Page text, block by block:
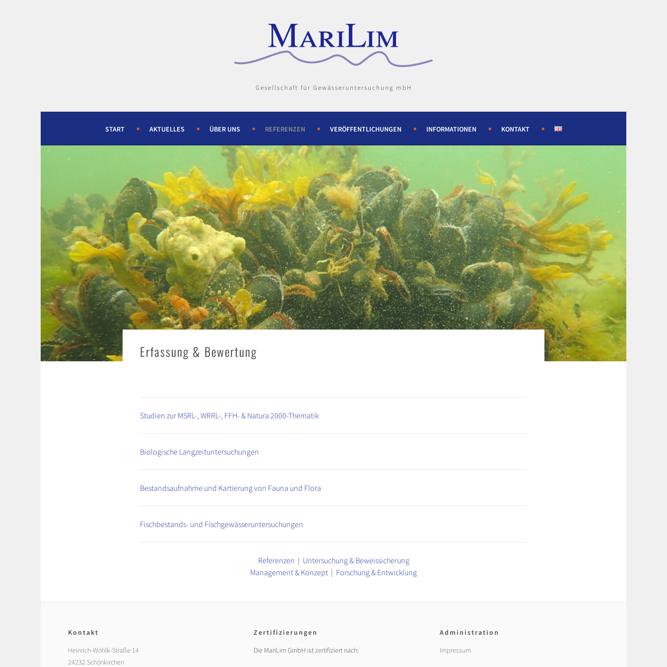
Gesellschaft für Gewässeruntersuchung mbH
START AKTUELLES ÜBER UNS REFERENZEN VERÖFFENTLICHUNGEN INFORMATIONEN KONTAKT
Erfassung & Bewertung
Studien zur MSRL-, WRRL-, FFH- & Natura 2000-Thematik
Biologische Langzeituntersuchungen
Bestandsaufnahme und Kartierung von Fauna und Flora
Fischbestands- und Fischgewässeruntersuchungen
Referenzen | Untersuchung & Beweissicherung
Management & Konzept | Forschung & Entwicklung
Kontakt
Heinrich-Wöhlk-Straße 14
24232 Schönkirchen
Zertifizierungen
Die MariLim GmbH ist zertifiziert nach:
Administration
Impressum